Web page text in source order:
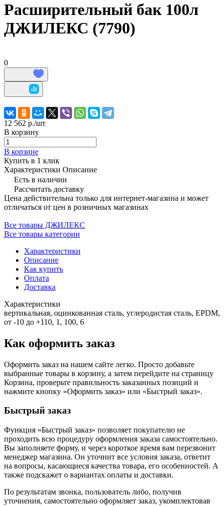
Расширительный бак 100л
ДЖИЛЕКС (7790)
0
12 562 р./шт
В корзину
В корзине
Купить в 1 клик
Характеристики Описание
Есть в наличии
Рассчитать доставку
Цена действительна только для интернет-магазина и может
отличаться от цен в розничных магазинах
Все товары ДЖИЛЕКС
Все товары категории
Характеристики
Описание
Как купить
Оплата
Доставка
Характеристики
вертикальная, оцинкованная сталь, углеродистая сталь, EPDM,
от -10 до +110, 1, 100, 6
Как оформить заказ
Оформить заказ на нашем сайте легко. Просто добавьте
выбранные товары в корзину, а затем перейдите на страницу
Корзина, проверьте правильность заказанных позиций и
нажмите кнопку «Оформить заказ» или «Быстрый заказ».
Быстрый заказ
Функция «Быстрый заказ» позволяет покупателю не
проходить всю процедуру оформления заказа самостоятельно.
Вы заполняете форму, и через короткое время вам перезвонит
менеджер магазина. Он уточнит все условия заказа, ответит
на вопросы, касающиеся качества товара, его особенностей. А
также подскажет о вариантах оплаты и доставки.
По результатам звонка, пользователь либо, получив
уточнения, самостоятельно оформляет заказ, укомплектовав